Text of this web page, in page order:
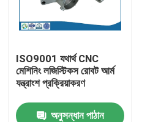
ISO9001 যথার্থ CNC
মেশিনিং লজিস্টিকস রোবট আর্ম
যন্ত্রাংশ প্রক্রিয়াকরণ
অনুসন্ধান পাঠান